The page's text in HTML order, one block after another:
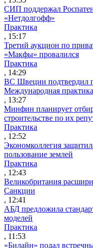
СИП поддержал
«Нетдолгофф»
Практика
, 15:17
Третий аукцион по
«Макфы» провалился
Практика
, 14:29
ВС Швеции подтвердил
Международная практика
, 13:27
Минфин планирует
строительстве по их
Практика
, 12:52
Экономколлегия
пользование землей
Практика
, 12:43
Великобритания
Санкции
, 12:41
АБД предложила
моделей
Практика
, 11:53
«Билайн» подал